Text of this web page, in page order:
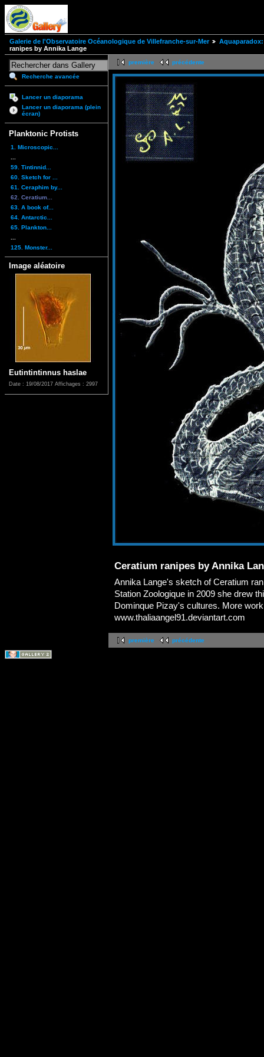
Galerie de l'Observatoire Océanologique de Villefranche-sur-Mer
ranipes by Annika Lange
Recherche avancée
Lancer un diaporama
Lancer un diaporama (plein
écran)
Planktonic Protists
1. Microscopic...
59. Tintinnid...
60. Sketch for ...
61. Ceraphim by...
62. Ceratium...
63. A book of...
64. Antarctic...
65. Plankton...
125. Monster...
Image aléatoire
Eutintintinnus haslae
Date : 19/08/2017 Affichages : 2997
première précédente
Ceratium ranipes by Annika
Annika Lange's sketch of Ceratium
Station Zoologique in 2009 she drew
Dominque Pizay's cultures. More
www.thaliaangel91.deviantart.com
première précédente